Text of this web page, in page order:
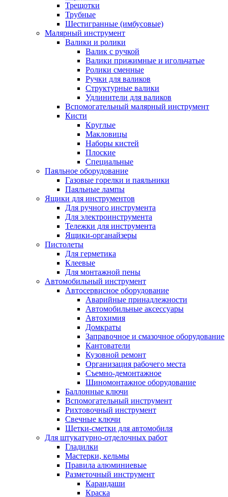
Трещотки
Трубные
Шестигранные (имбусовые)
Малярный инструмент
Валики и ролики
Валик с ручкой
Валики прижимные и игольчатые
Ролики сменные
Ручки для валиков
Структурные валики
Удлинители для валиков
Вспомогательный малярный инструмент
Кисти
Круглые
Макловицы
Наборы кистей
Плоские
Специальные
Паяльное оборудование
Газовые горелки и паяльники
Паяльные лампы
Ящики для инструментов
Для ручного инструмента
Для электроинструмента
Тележки для инструмента
Ящики-органайзеры
Пистолеты
Для герметика
Клеевые
Для монтажной пены
Автомобильный инструмент
Автосервисное оборудование
Аварийные принадлежности
Автомобильные аксессуары
Автохимия
Домкраты
Заправочное и смазочное оборудование
Кантователи
Кузовной ремонт
Организация рабочего места
Съемно-демонтажное
Шиномонтажное оборудование
Баллонные ключи
Вспомогательный инструмент
Рихтовочный инструмент
Свечные ключи
Щетки-сметки для автомобиля
Для штукатурно-отделочных работ
Гладилки
Мастерки, кельмы
Правила алюминиевые
Разметочный инструмент
Карандаши
Краска